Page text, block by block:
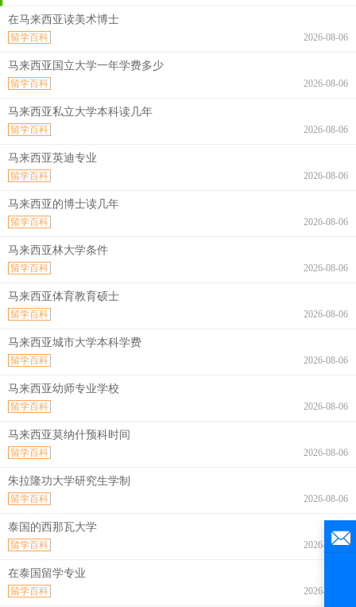
在马来西亚读美术博士
2026-08-06
留学百科
马来西亚国立大学一年学费多少
2026-08-06
留学百科
马来西亚私立大学本科读几年
2026-08-06
留学百科
马来西亚英迪专业
2026-08-06
留学百科
马来西亚的博士读几年
2026-08-06
留学百科
马来西亚林大学条件
2026-08-06
留学百科
马来西亚体育教育硕士
2026-08-06
留学百科
马来西亚城市大学本科学费
2026-08-06
留学百科
马来西亚幼师专业学校
2026-08-06
留学百科
马来西亚莫纳什预科时间
2026-08-06
留学百科
朱拉隆功大学研究生学制
2026-08-06
留学百科
泰国的西那瓦大学
2026-08-06
留学百科
在泰国留学专业
2026-08-06
留学百科